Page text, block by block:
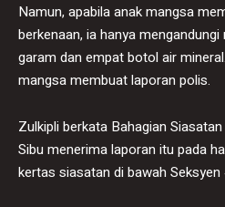
Namun, apabila anak mangsa
berkenaan, ia hanya
garam dan empat botol air
mangsa membuat laporan polis.
Zulkipli berkata Bahagian
Sibu menerima laporan itu pada
kertas siasatan di bawah